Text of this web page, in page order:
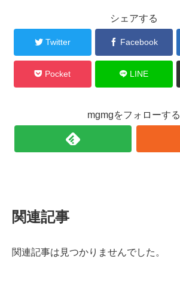
シェアする
Twitter Facebook
Pocket LINE
mgmgをフォローする
関連記事
関連記事は見つかりませんでした。